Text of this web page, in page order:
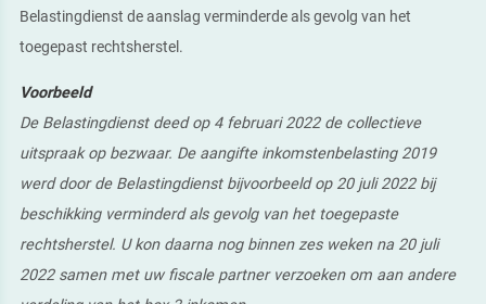
Belastingdienst de aanslag verminderde als gevolg van het
toegepast rechtsherstel.
Voorbeeld
De Belastingdienst deed op 4 februari 2022 de collectieve
uitspraak op bezwaar. De aangifte inkomstenbelasting 2019
werd door de Belastingdienst bijvoorbeeld op 20 juli 2022 bij
beschikking verminderd als gevolg van het toegepaste
rechtsherstel. U kon daarna nog binnen zes weken na 20 juli
2022 samen met uw fiscale partner verzoeken om aan andere